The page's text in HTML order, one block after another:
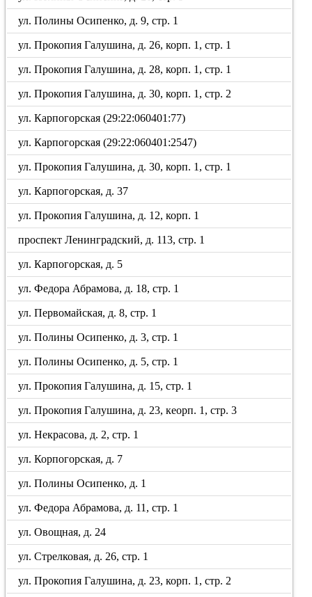
ул. Полины Осипенко, д. 9, стр. 1
ул. Прокопия Галушина, д. 26, корп. 1, стр. 1
ул. Прокопия Галушина, д. 28, корп. 1, стр. 1
ул. Прокопия Галушина, д. 30, корп. 1, стр. 2
ул. Карпогорская (29:22:060401:77)
ул. Карпогорская (29:22:060401:2547)
ул. Прокопия Галушина, д. 30, корп. 1, стр. 1
ул. Карпогорская, д. 37
ул. Прокопия Галушина, д. 12, корп. 1
проспект Ленинградский, д. 113, стр. 1
ул. Карпогорская, д. 5
ул. Федора Абрамова, д. 18, стр. 1
ул. Первомайская, д. 8, стр. 1
ул. Полины Осипенко, д. 3, стр. 1
ул. Полины Осипенко, д. 5, стр. 1
ул. Прокопия Галушина, д. 15, стр. 1
ул. Прокопия Галушина, д. 23, кеорп. 1, стр. 3
ул. Некрасова, д. 2, стр. 1
ул. Корпогорская, д. 7
ул. Полины Осипенко, д. 1
ул. Федора Абрамова, д. 11, стр. 1
ул. Овощная, д. 24
ул. Стрелковая, д. 26, стр. 1
ул. Прокопия Галушина, д. 23, корп. 1, стр. 2